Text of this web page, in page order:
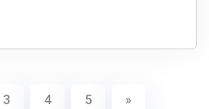
3 4 5 »